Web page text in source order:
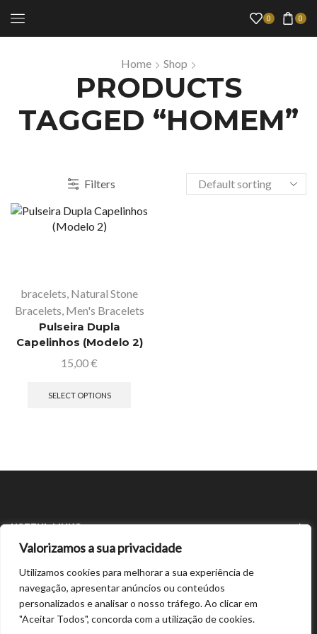
Valorizamos a sua privacidade
Utilizamos cookies para melhorar a sua experiência de
navegação, apresentar anúncios ou conteúdos
personalizados e analisar o nosso tráfego. Ao clicar em
"Aceitar Todos", concorda com a utilização de cookies.
0 0
Home Shop
PRODUCTS
TAGGED “HOMEM”
Filters
bracelets, Natural Stone
Bracelets, Men's Bracelets
Pulseira Dupla
Capelinhos (Modelo 2)
15,00€
SELECT OPTIONS
USEFUL LINKS